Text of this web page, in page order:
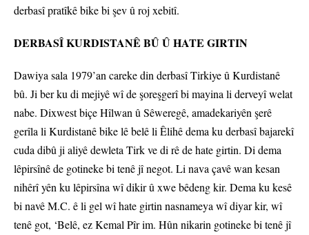
derbasî pratîkê bike bi şev û roj xebitî.
DERBASÎ KURDISTANÊ BÛ Û HATE GIRTIN
Dawiya sala 1979’an careke din derbasî Tirkiye û Kurdistanê
bû. Ji ber ku di mejiyê wî de şoreşgerî bi mayina li derveyî welat
nabe. Dixwest biçe Hîlwan û Sêweregê, amadekariyên şerê
gerîla li Kurdistanê bike lê belê li Êlihê dema ku derbasî bajarekî
cuda dibû ji aliyê dewleta Tirk ve di rê de hate girtin. Di dema
lêpirsînê de gotineke bi tenê jî negot. Li nava çavê wan kesan
nihêrî yên ku lêpirsîna wî dikir û xwe bêdeng kir. Dema ku kesê
bi navê M.C. ê li gel wî hate girtin nasnameya wî diyar kir, wî
tenê got, ‘Belê, ez Kemal Pîr im. Hûn nikarin gotineke bi tenê jî